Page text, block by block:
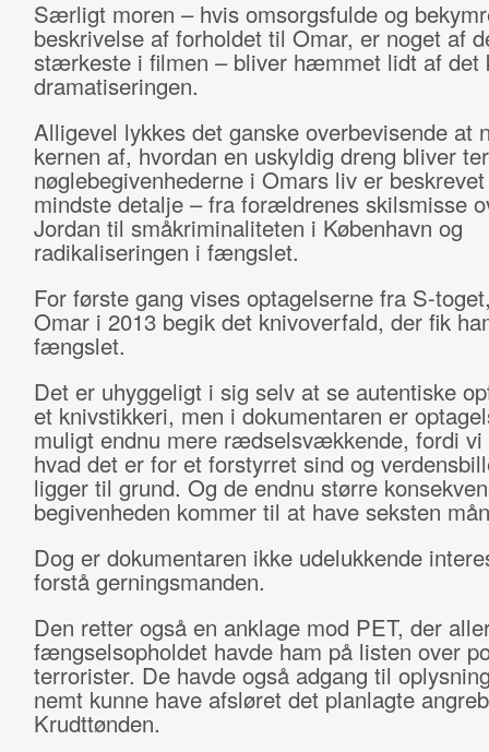
Særligt moren – hvis omsorgsfulde og
beskrivelse af forholdet til Omar, er noget af
stærkeste i filmen – bliver hæmmet lidt af det
dramatiseringen.
Alligevel lykkes det ganske overbevisende at
kernen af, hvordan en uskyldig dreng bliver
nøglebegivenhederne i Omars liv er
mindste detalje – fra forældrenes skilsmisse
Jordan til småkriminaliteten i København og
radikaliseringen i fængslet.
For første gang vises optagelserne fra S-
Omar i 2013 begik det knivoverfald, der fik
fængslet.
Det er uhyggeligt i sig selv at se autentiske
et knivstikkeri, men i dokumentaren er
muligt endnu mere rædselsvækkende, fordi vi
hvad det er for et forstyrret sind og
ligger til grund. Og de endnu større
begivenheden kommer til at have seksten
Dog er dokumentaren ikke udelukkende
forstå gerningsmanden.
Den retter også en anklage mod PET, der
fængselsopholdet havde ham på listen over
terrorister. De havde også adgang til
nemt kunne have afsløret det planlagte
Krudttønden.